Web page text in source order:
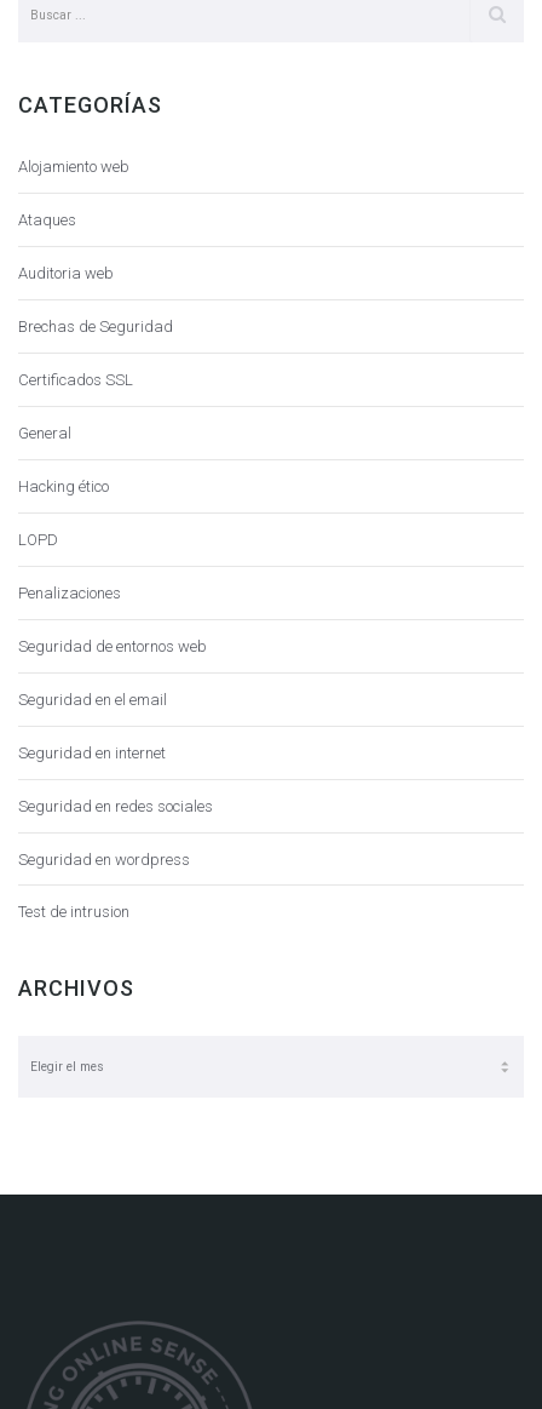
CATEGORÍAS
Alojamiento web
Ataques
Auditoria web
Brechas de Seguridad
Certificados SSL
General
Hacking ético
LOPD
Penalizaciones
Seguridad de entornos web
Seguridad en el email
Seguridad en internet
Seguridad en redes sociales
Seguridad en wordpress
Test de intrusion
ARCHIVOS